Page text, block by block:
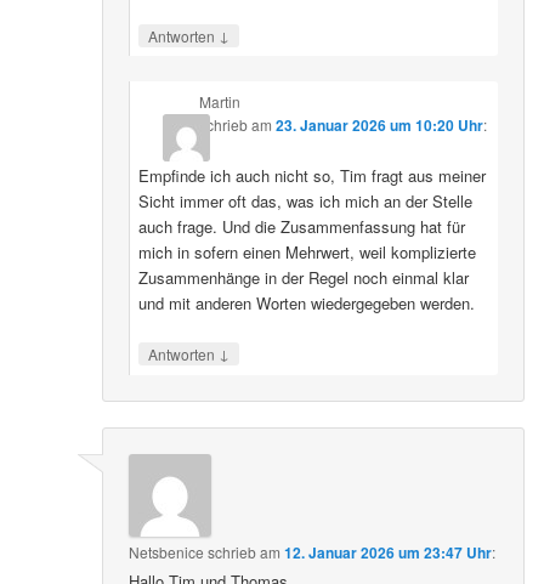
Antworten ↓
Martin
schriebam 23. Januar 2026 um 10:20 Uhr:
Empfinde ich auch nicht so, Tim fragt aus meiner
Sicht immer oft das, was ich mich an der Stelle
auch frage. Und die Zusammenfassung hat für
mich in sofern einen Mehrwert, weil komplizierte
Zusammenhänge in der Regel noch einmal klar
und mit anderen Worten wiedergegeben werden.
Antworten ↓
Netsbenice schriebam12. Januar 2026 um 23:47 Uhr: